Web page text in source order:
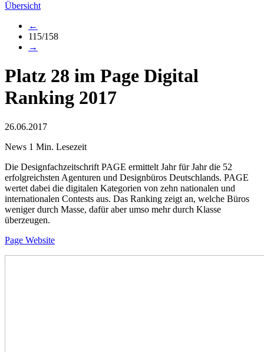
Übersicht
←
115/158
→
Platz 28 im Page Digital
Ranking 2017
26.06.2017
News 1 Min. Lesezeit
Die Designfachzeitschrift PAGE ermittelt Jahr für Jahr die 52
erfolgreichsten Agenturen und Designbüros Deutschlands. PAGE
wertet dabei die digitalen Kategorien von zehn nationalen und
internationalen Contests aus. Das Ranking zeigt an, welche Büros
weniger durch Masse, dafür aber umso mehr durch Klasse
überzeugen.
Page Website